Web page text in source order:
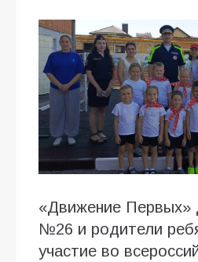
«Движение Первых»
№26 и родители
участие во